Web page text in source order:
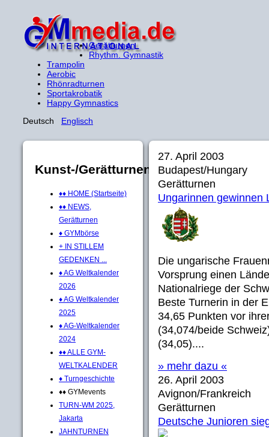
Gerätturnen
Rhythm. Gymnastik
Trampolin
Aerobic
Rhönradturnen
Sportakrobatik
Happy Gymnastics
Deutsch Englisch
Kunst-/Gerätturnen
♦♦ HOME (Startseite)
♦♦ NEWS,
Gerätturnen
♦ GYMbörse
+ IN STILLEM
GEDENKEN ...
♦ AG Weltkalender
2026
♦ AG Weltkalender
2025
♦ AG-Weltkalender
2024
♦♦ ALLE GYM-
WELTKALENDER
♦ Turngeschichte
♦♦ GYMevents
TURN-WM 2025,
Jakarta
JAHNTURNEN
27. April 2003
Budapest/Hungary
Gerätturnen
Ungarinnen gewinnen
Die ungarische
Vorsprung einen
Nationalriege der
Beste Turnerin in der
34,65 Punkten vor
(34,074/beide
(34,05)....
» mehr dazu «
26. April 2003
Avignon/Frankreich
Gerätturnen
Deutsche Junioren